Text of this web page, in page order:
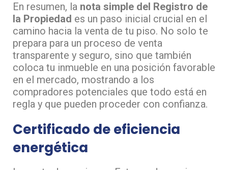
En resumen, la nota simple del Registro de
la Propiedad es un paso inicial crucial en el
camino hacia la venta de tu piso. No solo te
prepara para un proceso de venta
transparente y seguro, sino que también
coloca tu inmueble en una posición favorable
en el mercado, mostrando a los
compradores potenciales que todo está en
regla y que pueden proceder con confianza.
Certificado de eficiencia
energética